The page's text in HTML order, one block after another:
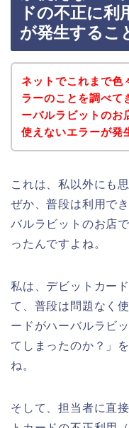
ドの不正に
が発生するこ
ネットでこれまで色
ラーのことを調べて
ーバルラビットのお
使えないエラーが発
これは、私以外にも
ぜか、普段は利用で
バルラビットのお店
ったんですよね。
私は、デビットカー
て、普段は問題なく
ードがハーバルラビ
てしまったのか？」
ね。
そして、担当者に直